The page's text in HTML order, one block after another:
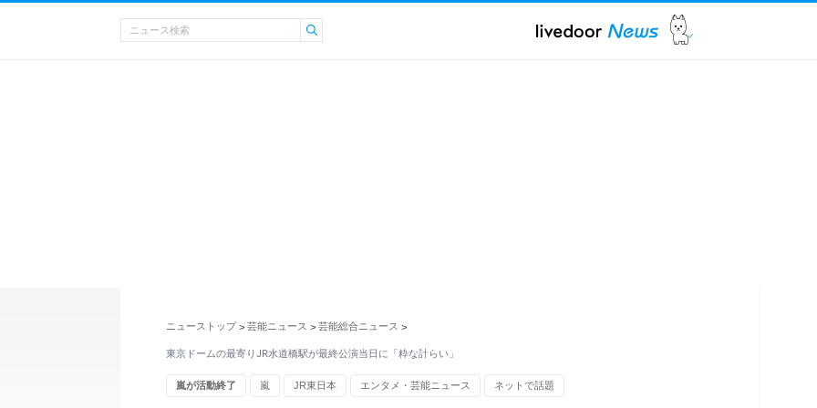
ニューストップ > 芸能ニュース > 芸能総合ニュース >
東京ドームの最寄りJR水道橋駅が最終公演当日に「粋な計らい」
嵐が活動終了 嵐 JR東日本 エンタメ・芸能ニュース ネットで話題